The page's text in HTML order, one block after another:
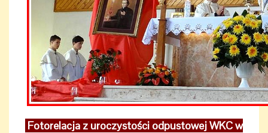
Fotorelacja z uroczystości odpustowej WKC w